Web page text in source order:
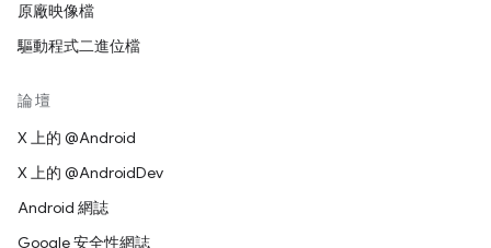
原廠映像檔
驅動程式二進位檔
論壇
X 上的 @Android
X 上的 @AndroidDev
Android 網誌
Google 安全性網誌